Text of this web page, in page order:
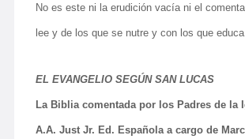
No es este ni la erudición vacía ni el
lee y de los que se nutre y con los que
EL EVANGELIO SEGÚN SAN LUCAS
La Biblia comentada por los Padres de la
A.A. Just Jr. Ed. Española a cargo de